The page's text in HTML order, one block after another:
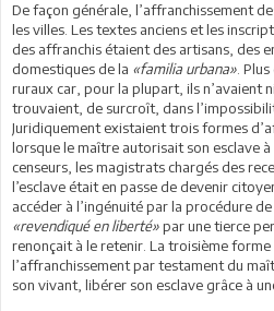
De façon générale, l’affranchissement
les villes. Les textes anciens et les
des affranchis étaient des artisans, des
domestiques de la «familia urbana».
ruraux car, pour la plupart, ils n’avaient
trouvaient, de surcroît, dans
Juridiquement existaient trois formes
lorsque le maître autorisait son esclave à
censeurs, les magistrats chargés des
l’esclave était en passe de devenir
accéder à l’ingénuité par la procédure
«revendiqué en liberté»par une tierce
renonçait à le retenir. La troisième
l’affranchissement par testament du
son vivant, libérer son esclave grâce à